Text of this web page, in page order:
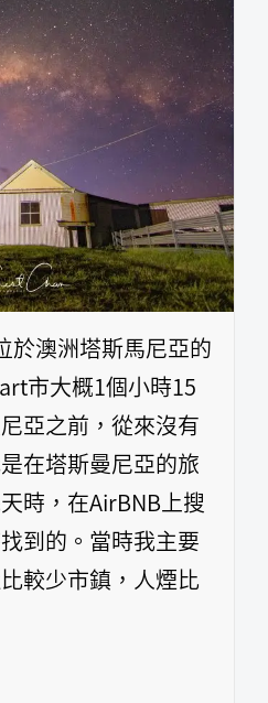
於澳洲塔斯馬尼亞的
市大概1個小時15
亞之前，從來沒有
在塔斯曼尼亞的旅
時，在AirBNB上搜
到的。當時我主要
較少市鎮，人煙比